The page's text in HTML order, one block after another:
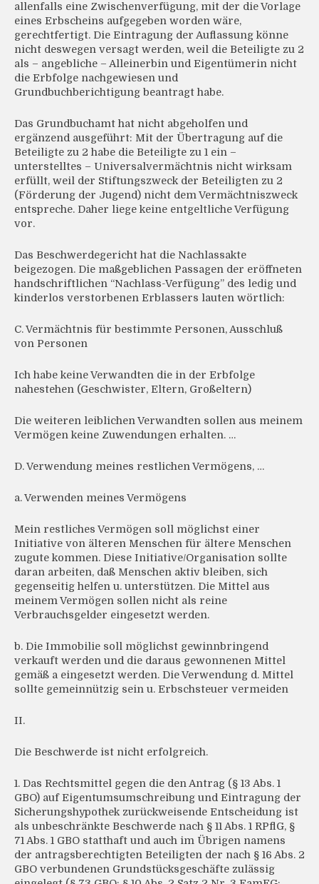
allenfalls eine Zwischenverfügung, mit der die Vorlage
eines Erbscheins aufgegeben worden wäre,
gerechtfertigt. Die Eintragung der Auflassung könne
nicht deswegen versagt werden, weil die Beteiligte zu 2
als – angebliche – Alleinerbin und Eigentümerin nicht
die Erbfolge nachgewiesen und
Grundbuchberichtigung beantragt habe.
Das Grundbuchamt hat nicht abgeholfen und
ergänzend ausgeführt: Mit der Übertragung auf die
Beteiligte zu 2 habe die Beteiligte zu 1 ein –
unterstelltes – Universalvermächtnis nicht wirksam
erfüllt, weil der Stiftungszweck der Beteiligten zu 2
(Förderung der Jugend) nicht dem Vermächtniszweck
entspreche. Daher liege keine entgeltliche Verfügung
vor.
Das Beschwerdegericht hat die Nachlassakte
beigezogen. Die maßgeblichen Passagen der eröffneten
handschriftlichen “Nachlass-Verfügung” des ledig und
kinderlos verstorbenen Erblassers lauten wörtlich:
C. Vermächtnis für bestimmte Personen, Ausschluß
von Personen
Ich habe keine Verwandten die in der Erbfolge
nahestehen (Geschwister, Eltern, Großeltern)
Die weiteren leiblichen Verwandten sollen aus meinem
Vermögen keine Zuwendungen erhalten. …
D. Verwendung meines restlichen Vermögens, …
a. Verwenden meines Vermögens
Mein restliches Vermögen soll möglichst einer
Initiative von älteren Menschen für ältere Menschen
zugute kommen. Diese Initiative/Organisation sollte
daran arbeiten, daß Menschen aktiv bleiben, sich
gegenseitig helfen u. unterstützen. Die Mittel aus
meinem Vermögen sollen nicht als reine
Verbrauchsgelder eingesetzt werden.
b. Die Immobilie soll möglichst gewinnbringend
verkauft werden und die daraus gewonnenen Mittel
gemäß a eingesetzt werden. Die Verwendung d. Mittel
sollte gemeinnützig sein u. Erbschsteuer vermeiden
II.
Die Beschwerde ist nicht erfolgreich.
1. Das Rechtsmittel gegen die den Antrag (§ 13 Abs. 1
GBO) auf Eigentumsumschreibung und Eintragung der
Sicherungshypothek zurückweisende Entscheidung ist
als unbeschränkte Beschwerde nach § 11 Abs. 1 RPflG, §
71 Abs. 1 GBO statthaft und auch im Übrigen namens
der antragsberechtigten Beteiligten der nach § 16 Abs. 2
GBO verbundenen Grundstücksgeschäfte zulässig